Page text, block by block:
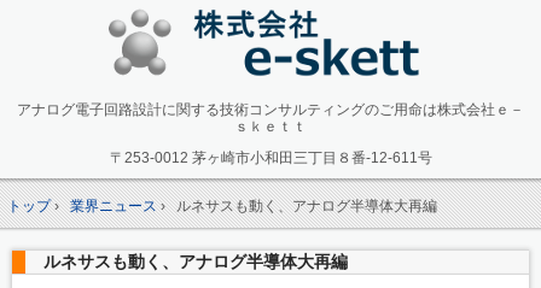
アナログ電子回路設計に関する技術コンサルティングのご用命は株式会社ｅ－
ｓｋｅｔｔ
〒253-0012 茅ヶ崎市小和田三丁目８番-12-611号
トップ› 業界ニュース› ルネサスも動く、アナログ半導体大再編
ルネサスも動く、アナログ半導体大再編